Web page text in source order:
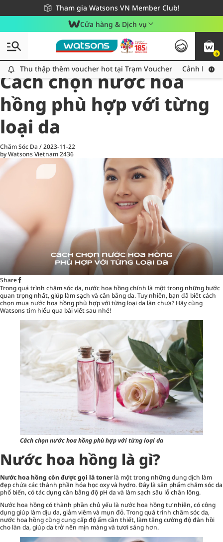
Tham gia Watsons VN Member Club!
Miễn phí giao hàng cho đơn hàng từ 249,000Đ
Giao hàng nhanh 24h - Áp dụng khu vực TP. Hồ Chí Minh
Cửa hàng & Dịch vụ
0
Thu thập thêm voucher hot tại Trạm Voucher
Thu thập thêm voucher hot tại Trạm Voucher Cảnh báo
All
Chăm Sóc Cá Nhân
Cách chọn nước hoa
hồng phù hợp với từng
loại da
Chăm Sóc Da /2023-11-22
by Watsons Vietnam2436
Share
Trong quá trình chăm sóc da, nước hoa hồngchính là một trong những bước
quan trọng nhất, giúp làm sạch và cân bằng da. Tuy nhiên, bạn đã biết cách
chọn mua nước hoa hồng phù hợp với từng loại da làn chưa? Hãy cùng
Watsons tìm hiểu qua bài viết sau nhé!
Cách chọn nước hoa hồng phù hợp với từng loại da
Nước hoa hồng là gì?
Nước hoa hồng còn được gọi là tonerlà một trong những dung dịch làm
đẹp chứa các thành phần hóa học oxy và hydro. Đây là sản phẩm chăm sóc da
phổ biến, có tác dụng cân bằng độ pH da và làm sạch sâu lỗ chân lông.
Nước hoa hồng có thành phần chủ yếu là nước hoa hồng tự nhiên, có công
dụng giúp làm dịu da, giảm viêm và mụn đỏ. Trong quá trình chăm sóc da,
nước hoa hồng cũng cung cấp độ ẩm cần thiết, làm tăng cường độ đàn hồi
cho làn da, giúp da trở nên mịn màng và tươi sáng hơn.